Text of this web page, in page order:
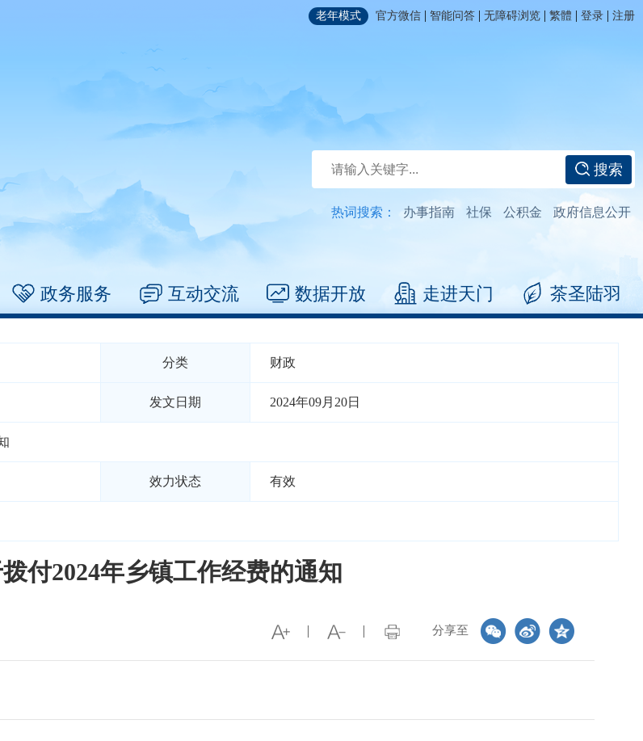
老年模式 官方微信 | 智能问答 | 无障碍浏览 | 繁體 | 登录 | 注册
搜索
热词搜索： 办事指南 社保 公积金 政府信息公开
政务服务 互动交流 数据开放 走进天门 茶圣陆羽
分类 财政
发文日期 2024年09月20日
效力状态 有效
付2024年乡镇工作经费的通知
分享至